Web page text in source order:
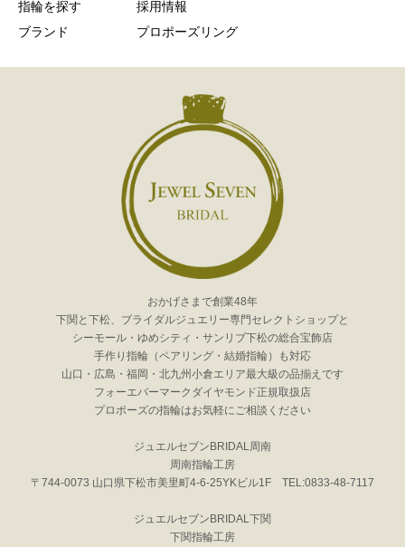
指輪を探す
ブランド
採用情報
プロポーズリング
おかげさまで創業48年
下関と下松、ブライダルジュエリー専門セレクトショップと
シーモール・ゆめシティ・サンリブ下松の総合宝飾店
手作り指輪（ペアリング・結婚指輪）も対応
山口・広島・福岡・北九州小倉エリア最大級の品揃えです
フォーエバーマークダイヤモンド正規取扱店
プロポーズの指輪はお気軽にご相談ください
ジュエルセブンBRIDAL周南
周南指輪工房
〒744-0073 山口県下松市美里町4-6-25YKビル1F TEL:0833-48-7117
ジュエルセブンBRIDAL下関
下関指輪工房